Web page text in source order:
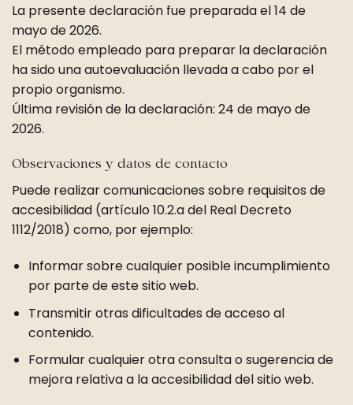
La presente declaración fue preparada el 14 de
mayo de 2026.
El método empleado para preparar la declaración
ha sido una autoevaluación llevada a cabo por el
propio organismo.
Última revisión de la declaración: 24 de mayo de
2026.
Observaciones y datos de contacto
Puede realizar comunicaciones sobre requisitos de
accesibilidad (artículo 10.2.a del Real Decreto
1112/2018) como, por ejemplo:
Informar sobre cualquier posible incumplimiento
por parte de este sitio web.
Transmitir otras dificultades de acceso al
contenido.
Formular cualquier otra consulta o sugerencia de
mejora relativa a la accesibilidad del sitio web.